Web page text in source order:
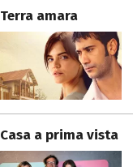
Terra amara
Casa a prima vista